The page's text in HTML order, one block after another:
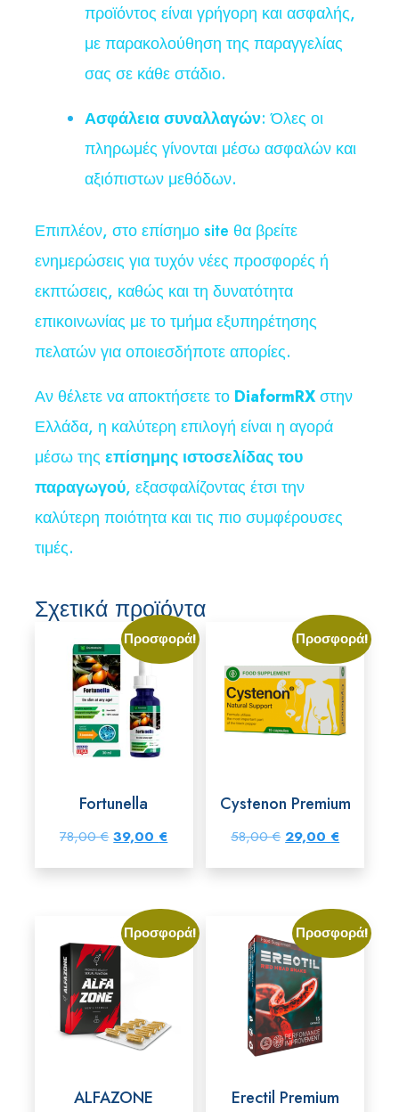
προϊόντος είναι γρήγορη και ασφαλής,
με παρακολούθηση της παραγγελίας
σας σε κάθε στάδιο.
Ασφάλεια συναλλαγών: Όλες οι
πληρωμές γίνονται μέσω ασφαλών και
αξιόπιστων μεθόδων.
Επιπλέον, στο επίσημο site θα βρείτε
ενημερώσεις για τυχόν νέες προσφορές ή
εκπτώσεις, καθώς και τη δυνατότητα
επικοινωνίας με το τμήμα εξυπηρέτησης
πελατών για οποιεσδήποτε απορίες.
Αν θέλετε να αποκτήσετε το DiaformRXστην
Ελλάδα, η καλύτερη επιλογή είναι η αγορά
μέσω της επίσημης ιστοσελίδας του
παραγωγού, εξασφαλίζοντας έτσι την
καλύτερη ποιότητα και τις πιο συμφέρουσες
τιμές.
Σχετικά προϊόντα
Προσφορά!
Fortunella
78,00€ Original
price
78,00 €.
39,00 €
τρέχουσα
είναι:
39,00 €.
Προσφορά!
Cystenon Premium
58,00€ Original
price
58,00 €.
29,00 €
τρέχουσα
είναι:
29,00 €.
Προσφορά!
ALFAZONE
Προσφορά!
Erectil Premium